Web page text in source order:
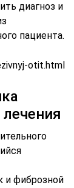
диагноз и
пациента.
otit.html
и фиброзной